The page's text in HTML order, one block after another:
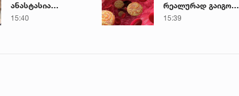
ანასტასია
ბერუაშვილს გიგა
15:40
რეალურად გაიგოთ
სისხლში
15:39